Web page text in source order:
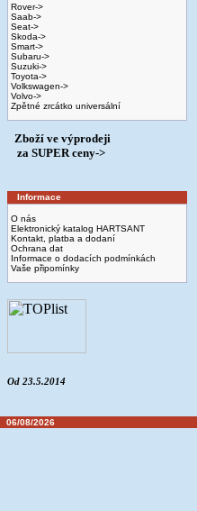
Rover->
Saab->
Seat->
Skoda->
Smart->
Subaru->
Suzuki->
Toyota->
Volkswagen->
Volvo->
Zpětné zrcátko universální
Zboží ve výprodeji
­ za SUPER ceny->
Informace
O nás
Elektronický katalog HARTSANT
Kontakt, platba a dodaní
Ochrana dat
Informace o dodacích podmínkách
Vaše připomínky
Od 23.5.2014
06/08/2026